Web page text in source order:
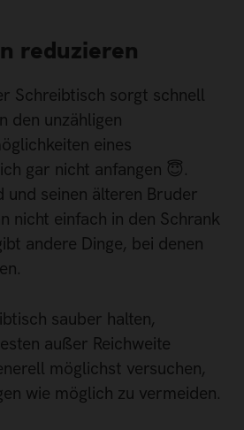
reduzieren
Schreibtisch sorgt schnell
den unzähligen
eines
gar nicht anfangen 😇.
und seinen älteren Bruder
nicht einfach in den Schrank
andere Dinge, bei denen
sauber halten,
außer Reichweite
möglichst versuchen,
wie möglich zu vermeiden.